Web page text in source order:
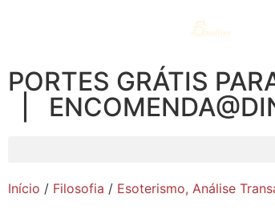
PORTES GRÁTIS
|
Início / Filosofia / Esoterismo, Análise